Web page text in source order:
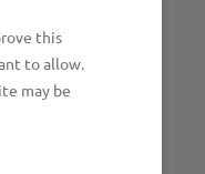
this
to allow.
may be